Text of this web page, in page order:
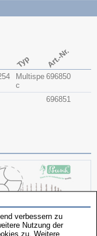
Typ Art.-Nr.
Multispe
c
696850
696851
verbessern zu
Nutzung der
zu. Weitere